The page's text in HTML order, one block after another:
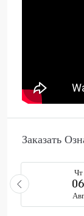
Заказать
Чт
06
Авг